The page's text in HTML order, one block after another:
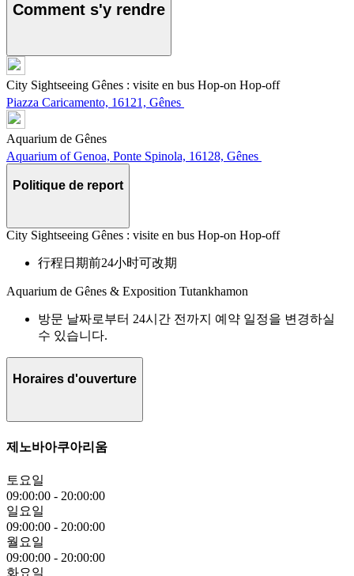
Comment s'y rendre
City Sightseeing Gênes : visite en bus Hop-on Hop-off
Piazza Caricamento, 16121, Gênes
Aquarium de Gênes
Aquarium of Genoa, Ponte Spinola, 16128, Gênes
Politique de report
City Sightseeing Gênes : visite en bus Hop-on Hop-off
行程日期前24小时可改期
Aquarium de Gênes & Exposition Tutankhamon
방문 날짜로부터 24시간 전까지 예약 일정을 변경하실
수 있습니다.
Horaires d'ouverture
제노바아쿠아리움
토요일
09:00:00 - 20:00:00
일요일
09:00:00 - 20:00:00
월요일
09:00:00 - 20:00:00
화요일